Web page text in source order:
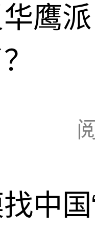
鹰
中国